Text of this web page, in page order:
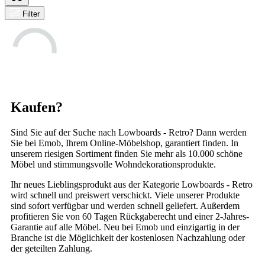
Filter
Kaufen?
Sind Sie auf der Suche nach Lowboards - Retro? Dann werden
Sie bei Emob, Ihrem Online-Möbelshop, garantiert finden. In
unserem riesigen Sortiment finden Sie mehr als 10.000 schöne
Möbel und stimmungsvolle Wohndekorationsprodukte.
Ihr neues Lieblingsprodukt aus der Kategorie Lowboards - Retro
wird schnell und preiswert verschickt. Viele unserer Produkte
sind sofort verfügbar und werden schnell geliefert. Außerdem
profitieren Sie von 60 Tagen Rückgaberecht und einer 2-Jahres-
Garantie auf alle Möbel. Neu bei Emob und einzigartig in der
Branche ist die Möglichkeit der kostenlosen Nachzahlung oder
der geteilten Zahlung.